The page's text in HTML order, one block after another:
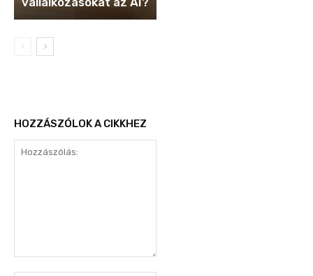
HOZZÁSZÓLOK A CIKKHEZ